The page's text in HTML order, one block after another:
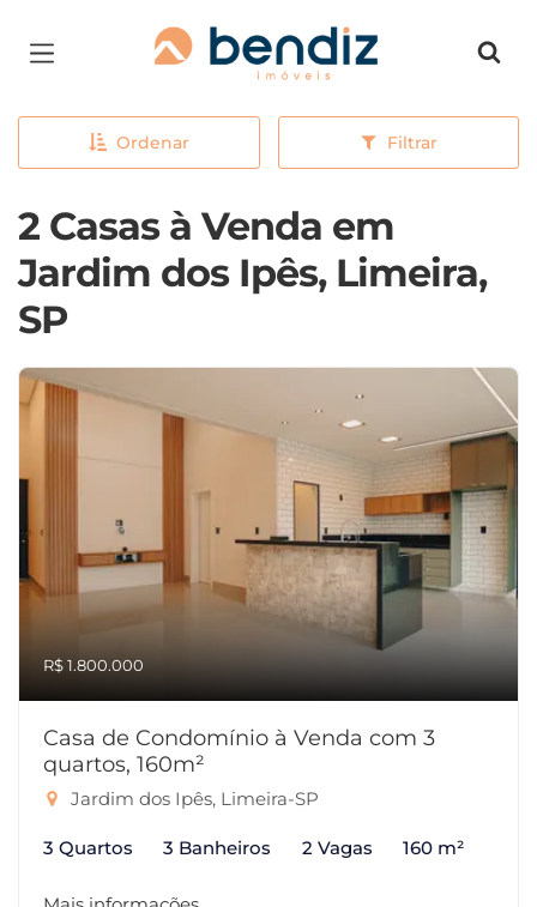
Página inicial
Ordenar Filtrar
2 Casas à Venda em
Jardim dos Ipês, Limeira,
SP
R$ 1.800.000
Casa de Condomínio à Venda com 3
quartos, 160m²
Jardim dos Ipês, Limeira-SP
3 Quartos 3 Banheiros 2 Vagas 160 m²